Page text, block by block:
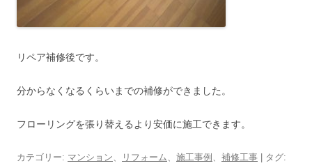
リペア補修後です。
分からなくなるくらいまでの補修ができました。
フローリングを張り替えるより安価に施工できます。
カテゴリー: マンション、 リフォーム、 施工事例 、 補修工事 | タグ: